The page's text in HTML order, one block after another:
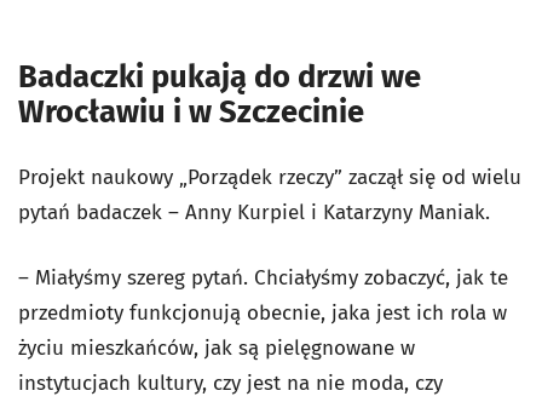
Badaczki pukają do drzwi we
Wrocławiu i w Szczecinie
Projekt naukowy „Porządek rzeczy” zaczął się od wielu
pytań badaczek – Anny Kurpiel i Katarzyny Maniak.
– Miałyśmy szereg pytań. Chciałyśmy zobaczyć, jak te
przedmioty funkcjonują obecnie, jaka jest ich rola w
życiu mieszkańców, jak są pielęgnowane w
instytucjach kultury, czy jest na nie moda, czy